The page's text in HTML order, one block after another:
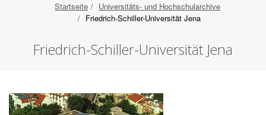
Startseite
Universitäts- und Hochschularchive
Friedrich-Schiller-Universität Jena
Friedrich-Schiller-Universität Jena